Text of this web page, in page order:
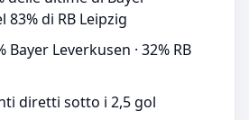
83% di RB Leipzig
Bayer Leverkusen · 32% RB
diretti sotto i 2,5 gol